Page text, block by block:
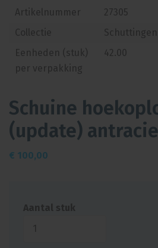
Artikelnummer
27305
Eenheden (stuk)
per verpakking
42.00
Schuine
(update)
€ 100,00
Aantal stuk